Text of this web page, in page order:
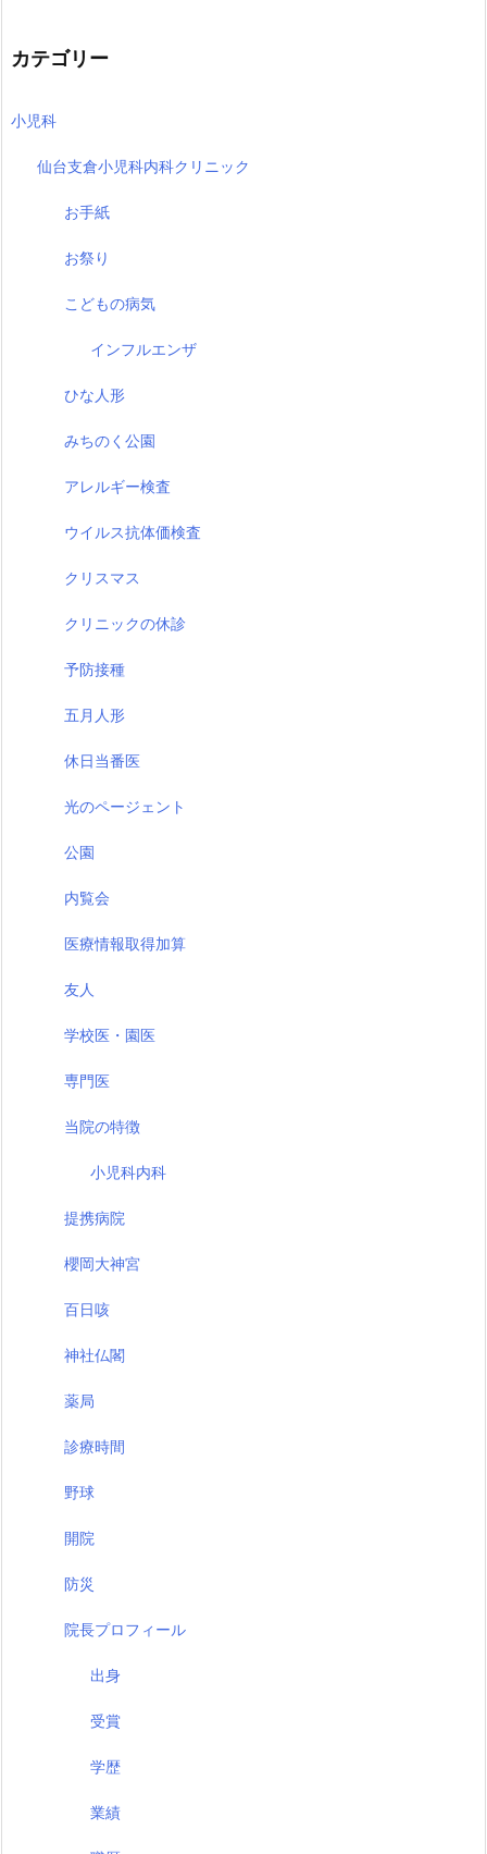
カテゴリー
小児科
仙台支倉小児科内科クリニック
お手紙
お祭り
こどもの病気
インフルエンザ
ひな人形
みちのく公園
アレルギー検査
ウイルス抗体価検査
クリスマス
クリニックの休診
予防接種
五月人形
休日当番医
光のページェント
公園
内覧会
医療情報取得加算
友人
学校医・園医
専門医
当院の特徴
小児科内科
提携病院
櫻岡大神宮
百日咳
神社仏閣
薬局
診療時間
野球
開院
防災
院長プロフィール
出身
受賞
学歴
業績